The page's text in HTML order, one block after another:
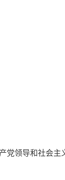
党领导和社会主